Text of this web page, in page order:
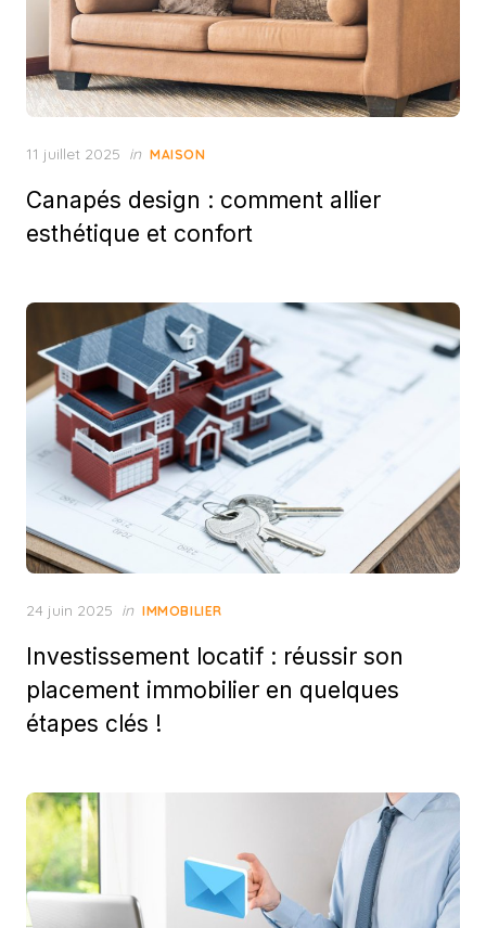
Posted
11 juillet 2025 in MAISON
Canapés design : comment allier
esthétique et confort
Posted
24 juin 2025 in IMMOBILIER
Investissement locatif : réussir son
placement immobilier en quelques
étapes clés !